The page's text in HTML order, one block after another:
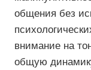
общения без
внимание на
общую